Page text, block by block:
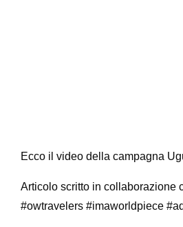
Ecco il video della campagna
Articolo scritto in collaborazione
#owtravelers #imaworldpiece